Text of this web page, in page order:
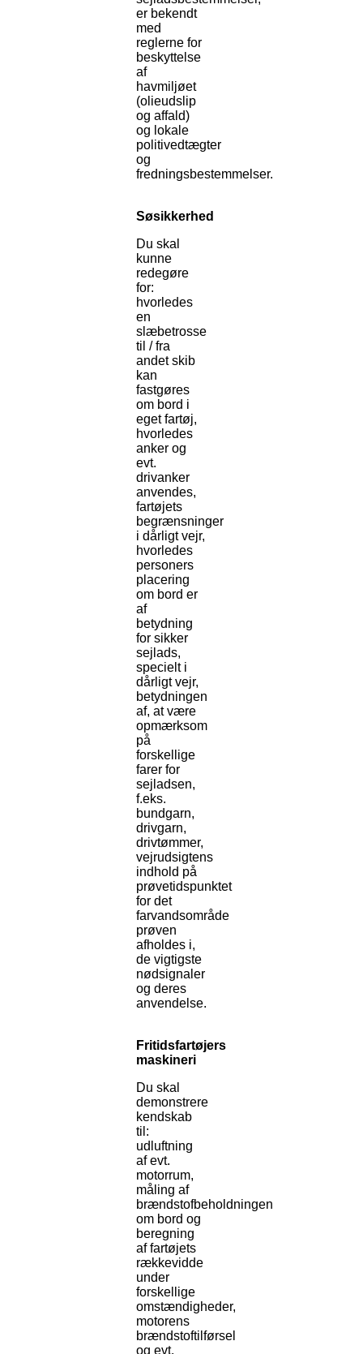
er bekendt
med
reglerne for
beskyttelse
af
havmiljøet
(olieudslip
og affald)
og lokale
politivedtægter
og
fredningsbestemmelser.
Søsikkerhed
Du skal
kunne
redegøre
for:
hvorledes
en
slæbetrosse
til / fra
andet skib
kan
fastgøres
om bord i
eget fartøj,
hvorledes
anker og
evt.
drivanker
anvendes,
fartøjets
begrænsninger
i dårligt vejr,
hvorledes
personers
placering
om bord er
af
betydning
for sikker
sejlads,
specielt i
dårligt vejr,
betydningen
af, at være
opmærksom
på
forskellige
farer for
sejladsen,
f.eks.
bundgarn,
drivgarn,
drivtømmer,
vejrudsigtens
indhold på
prøvetidspunktet
for det
farvandsområde
prøven
afholdes i,
de vigtigste
nødsignaler
og deres
anvendelse.
Fritidsfartøjers
maskineri
Du skal
demonstrere
kendskab
til:
udluftning
af evt.
motorrum,
måling af
brændstofbeholdningen
om bord og
beregning
af fartøjets
rækkevidde
under
forskellige
omstændigheder,
motorens
brændstoftilførsel
og evt.